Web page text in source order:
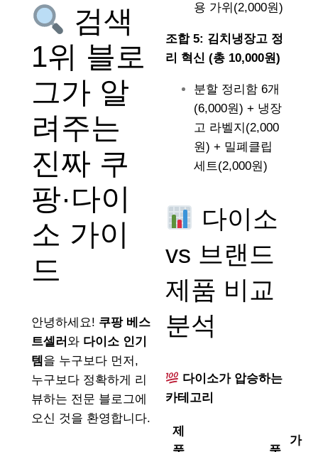
검색
1위 블로
그가 알
려주는
진짜 쿠
팡·다이
소 가이
드
안녕하세요! 쿠팡 베스
트셀러 와 다이소 인기
템 을 누구보다 먼저,
누구보다 정확하게 리
뷰하는 전문 블로그에
오신 것을 환영합니다.
용 가위(2,000원)
조합 5: 김치냉장고 정
리 혁신 (총 10,000원)
분할 정리함 6개
(6,000원) + 냉장
고 라벨지(2,000
원) + 밀폐클립
세트(2,000원)
다이소
vs 브랜드
제품 비교
분석
다이소가 압승하는
카테고리
제
가